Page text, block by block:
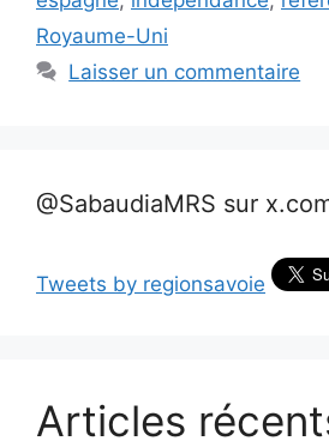
Royaume-Uni
Laisser un commentaire
@SabaudiaMRS sur
Tweets by regionsavoie
Articles